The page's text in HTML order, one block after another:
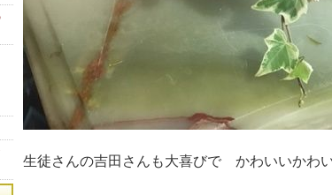
生徒さんの吉田さんも大喜びで かわいいかわ